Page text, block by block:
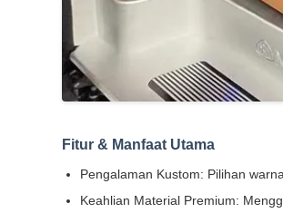
Fitur & Manfaat Utama
Pengalaman Kustom: Pilihan
Keahlian Material Premium: